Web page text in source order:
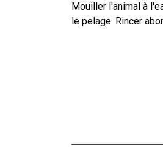
Mouiller l'animal à
le pelage. Rincer